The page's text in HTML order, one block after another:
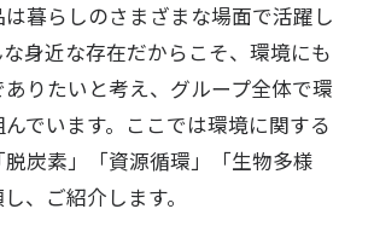
暮らしのさまざまな場面で活躍し
身近な存在だからこそ、環境にも
りたいと考え、グループ全体で環
でいます。ここでは環境に関する
炭素」「資源循環」「生物多様
、ご紹介します。